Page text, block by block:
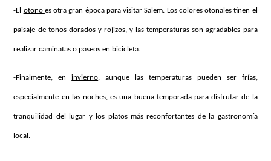
-El otoño es otra gran época para visitar Salem. Los colores otoñales tiñen el
paisaje de tonos dorados y rojizos, y las temperaturas son agradables para
realizar caminatas o paseos en bicicleta.
-Finalmente, eninvierno, aunque las temperaturas pueden ser frías,
especialmente en las noches, es una buena temporada para disfrutar de la
tranquilidad del lugar y los platos más reconfortantes de la gastronomía
local.